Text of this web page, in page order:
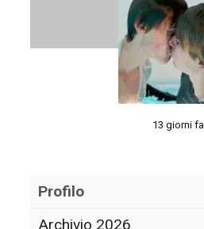
13 giorni fa
Profilo
Archivio 2026